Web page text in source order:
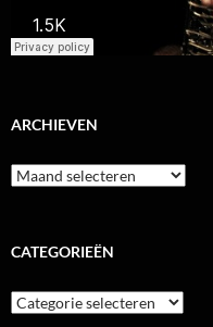
ARCHIEVEN
Archieven
CATEGORIEËN
Categorieën